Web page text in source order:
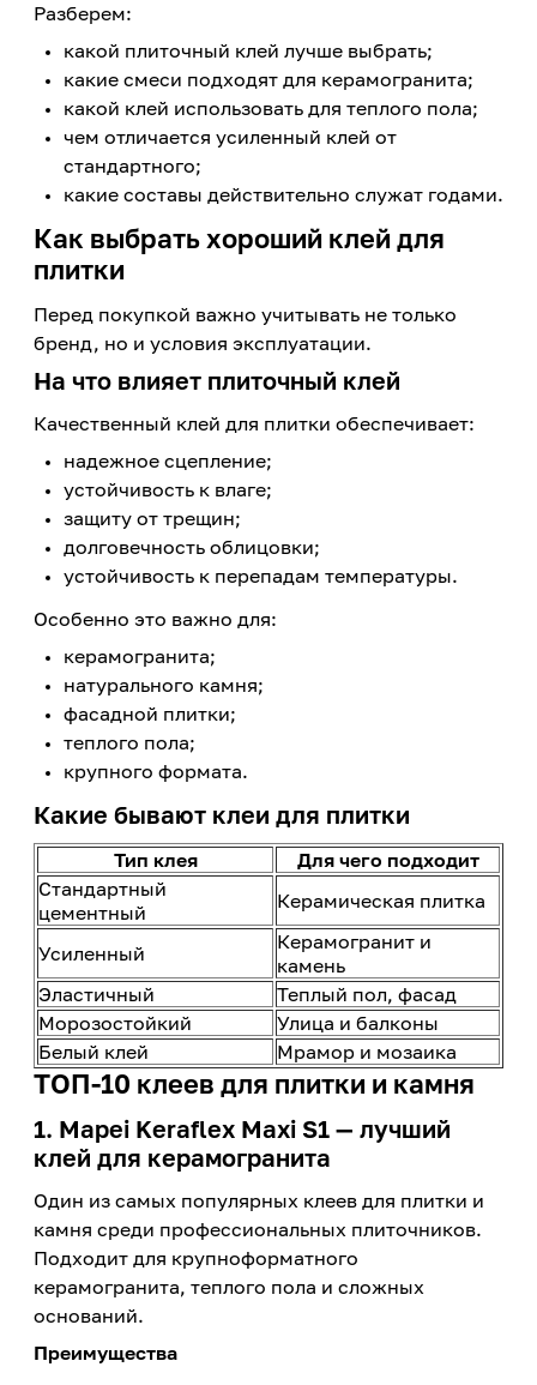
Разберем:
какой плиточный клей лучше выбрать;
какие смеси подходят для керамогранита;
какой клей использовать для теплого пола;
чем отличается усиленный клей от
стандартного;
какие составы действительно служат годами.
Как выбрать хороший клей для
плитки
Перед покупкой важно учитывать не только
бренд, но и условия эксплуатации.
На что влияет плиточный клей
Качественный клей для плитки обеспечивает:
надежное сцепление;
устойчивость к влаге;
защиту от трещин;
долговечность облицовки;
устойчивость к перепадам температуры.
Особенно это важно для:
керамогранита;
натурального камня;
фасадной плитки;
теплого пола;
крупного формата.
Какие бывают клеи для плитки
Тип клея
Для чего подходит
Стандартный
цементный
Керамическая плитка
Усиленный
Керамогранит и
камень
Эластичный
Теплый пол, фасад
Морозостойкий
Улица и балконы
Белый клей
Мрамор и мозаика
ТОП-10 клеев для плитки и камня
1. Mapei Keraflex Maxi S1 — лучший
клей для керамогранита
Один из самых популярных клеев для плитки и
камня среди профессиональных плиточников.
Подходит для крупноформатного
керамогранита, теплого пола и сложных
оснований.
Преимущества